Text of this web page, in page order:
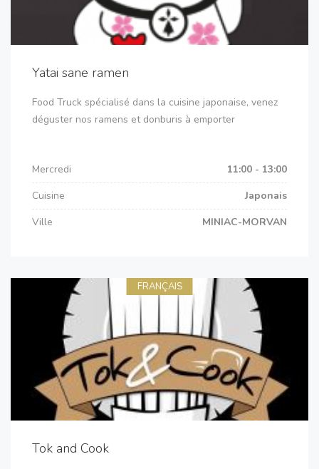
Yatai sane ramen
Food Truck spécialisé dans la cuisine japonaise, venez
déguster nos ramens et donburis à emporter
Mercredi
11:00 - 13:00
Cuisine
Japonais
Ville
MINIAC-MORVAN
FRANÇAIS
Tok and Cook